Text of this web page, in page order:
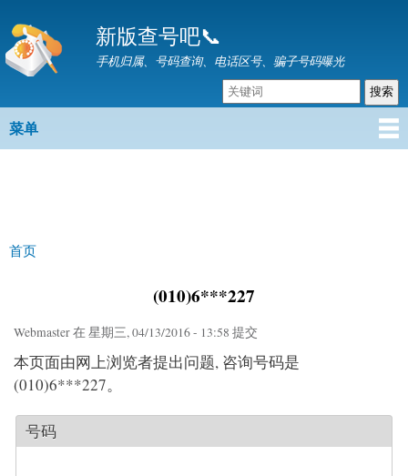
转
到
要
容
新版查号吧📞
手机归属、号码查询、电话区号、骗子号码曝光
主菜单
菜单
你在这里
首页
(010)6***227
Webmaster在 星期三, 04/13/2016 - 13:58 提交
本页面由网上浏览者提出问题, 咨询号码是
(010)6***227。
号码